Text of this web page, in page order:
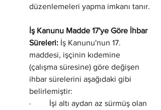
düzenlemeleri yapma imkanı tanır.
İş Kanunu Madde 17'ye Göre İhbar
Süreleri: İş Kanunu'nun 17.
maddesi, işçinin kıdemine
(çalışma süresine) göre değişen
ihbar sürelerini aşağıdaki gibi
belirlemiştir:
·         İşi altı aydan az sürmüş olan